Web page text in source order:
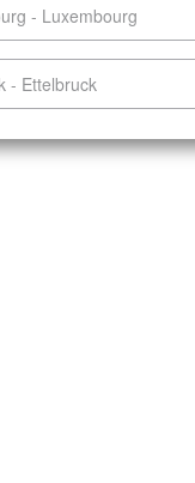
- Luxembourg
- Ettelbruck